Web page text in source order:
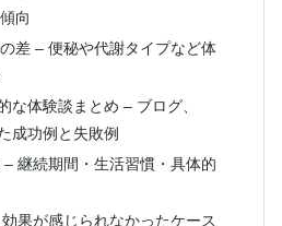
向
差 – 便秘や代謝タイプなど体
な体験談まとめ – ブログ、
成功例と失敗例
継続期間・生活習慣・具体的
果が感じられなかったケース